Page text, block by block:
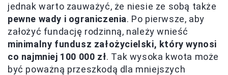
jednak warto zauważyć, że niesie ze sobą także
pewne wady i ograniczenia. Po pierwsze, aby
założyć fundację rodzinną, należy wnieść
minimalny fundusz założycielski, który wynosi
co najmniej 100 000 zł. Tak wysoka kwota może
być poważną przeszkodą dla mniejszych